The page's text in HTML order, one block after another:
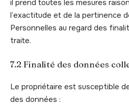
il prend toutes les mesures
l’exactitude et de la pertinence
Personnelles au regard des
traite.
7.2 Finalité des données
Le propriétaire est susceptible
des données :